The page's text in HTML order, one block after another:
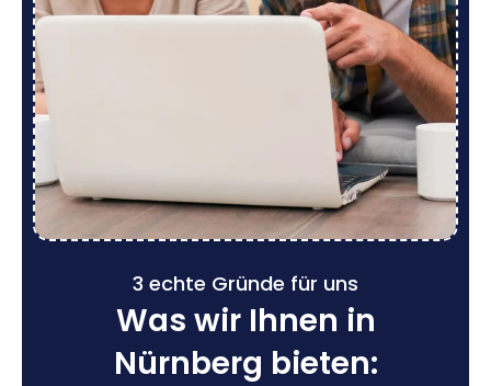
3 echte Gründe für uns
Was wir Ihnen in
Nürnberg bieten: